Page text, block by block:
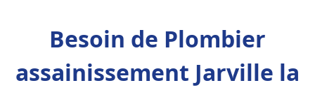
Besoin de Plombier
assainissement Jarville la